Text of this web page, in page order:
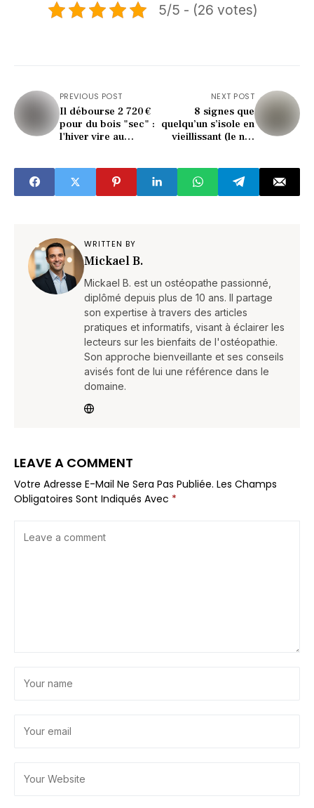
5/5 - (26 votes)
PREVIOUS POST
Il débourse 2 720 €
pour du bois "sec" :
l'hiver vire au
NEXT POST
8 signes que
quelqu’un s’isole en
vieillissant (le n°5
WRITTEN BY
Mickael B.
Mickael B. est un ostéopathe passionné,
diplômé depuis plus de 10 ans. Il partage
son expertise à travers des articles
pratiques et informatifs, visant à éclairer les
lecteurs sur les bienfaits de l'ostéopathie.
Son approche bienveillante et ses conseils
avisés font de lui une référence dans le
domaine.
LEAVE A COMMENT
Votre Adresse E-Mail Ne Sera Pas Publiée. Les Champs
Obligatoires Sont Indiqués Avec *